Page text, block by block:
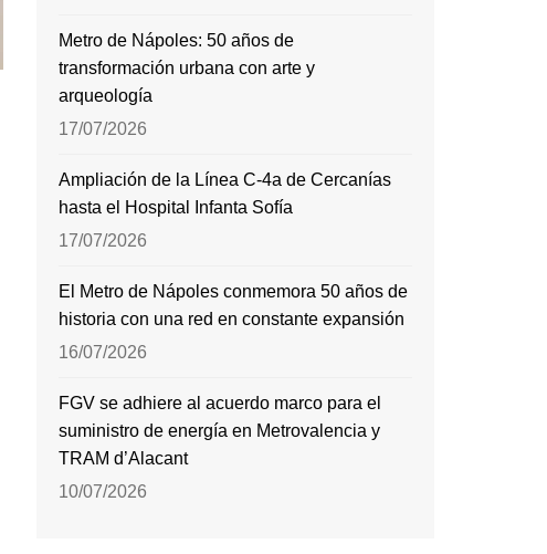
Metro de Nápoles: 50 años de
transformación urbana con arte y
arqueología
17/07/2026
Ampliación de la Línea C-4a de Cercanías
hasta el Hospital Infanta Sofía
17/07/2026
El Metro de Nápoles conmemora 50 años de
historia con una red en constante expansión
16/07/2026
FGV se adhiere al acuerdo marco para el
suministro de energía en Metrovalencia y
TRAM d’Alacant
10/07/2026